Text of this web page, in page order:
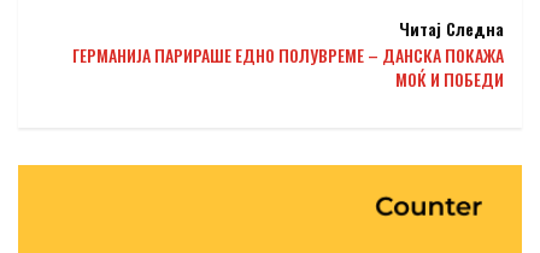
Читај Следна
ГЕРМАНИЈА ПАРИРАШЕ ЕДНО ПОЛУВРЕМЕ – ДАНСКА ПОКАЖА
МОЌ И ПОБЕДИ